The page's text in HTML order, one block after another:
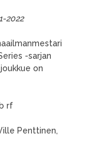
2022
-sarjan
on
rf
Penttinen,